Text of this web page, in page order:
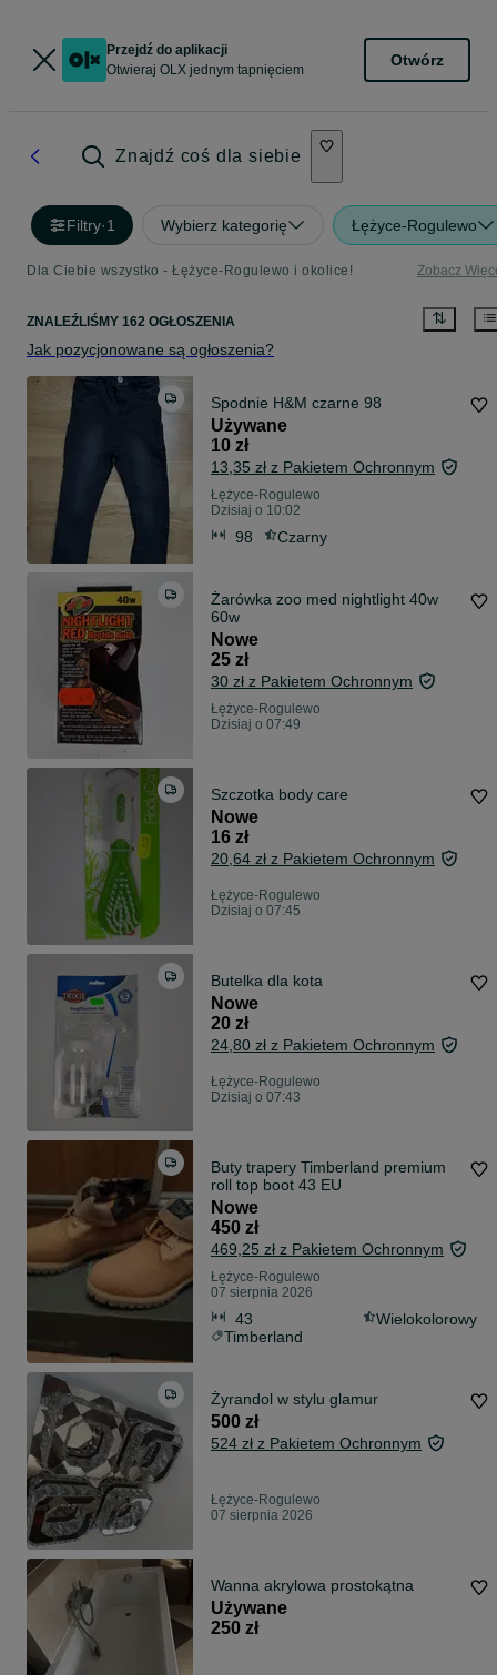
Przejdź do aplikacji
Otwieraj OLX jednym tapnięciem
Otwórz
Znajdź coś dla siebie
Filtry·1 Wybierz kategorię Łężyce-Rogulewo
Dla Ciebie wszystko - Łężyce-Rogulewo i okolice! Zobacz
ZNALEŹLIŚMY 162 OGŁOSZENIA
Jak pozycjonowane są ogłoszenia?
Spodnie H&M czarne 98
Używane
10 zł
13,35 zł z Pakietem Ochronnym
Łężyce-Rogulewo
Dzisiaj o 10:02
98 Czarny
Żarówka zoo med nightlight 40w
60w
Nowe
25 zł
30 zł z Pakietem Ochronnym
Łężyce-Rogulewo
Dzisiaj o 07:49
Szczotka body care
Nowe
16 zł
20,64 zł z Pakietem Ochronnym
Łężyce-Rogulewo
Dzisiaj o 07:45
Butelka dla kota
Nowe
20 zł
24,80 zł z Pakietem Ochronnym
Łężyce-Rogulewo
Dzisiaj o 07:43
Buty trapery Timberland premium
roll top boot 43 EU
Nowe
450 zł
469,25 zł z Pakietem Ochronnym
Łężyce-Rogulewo
07 sierpnia 2026
43
Wielokolorowy
Timberland
Żyrandol w stylu glamur
500 zł
524 zł z Pakietem Ochronnym
Łężyce-Rogulewo
07 sierpnia 2026
Wanna akrylowa prostokątna
Używane
250 zł